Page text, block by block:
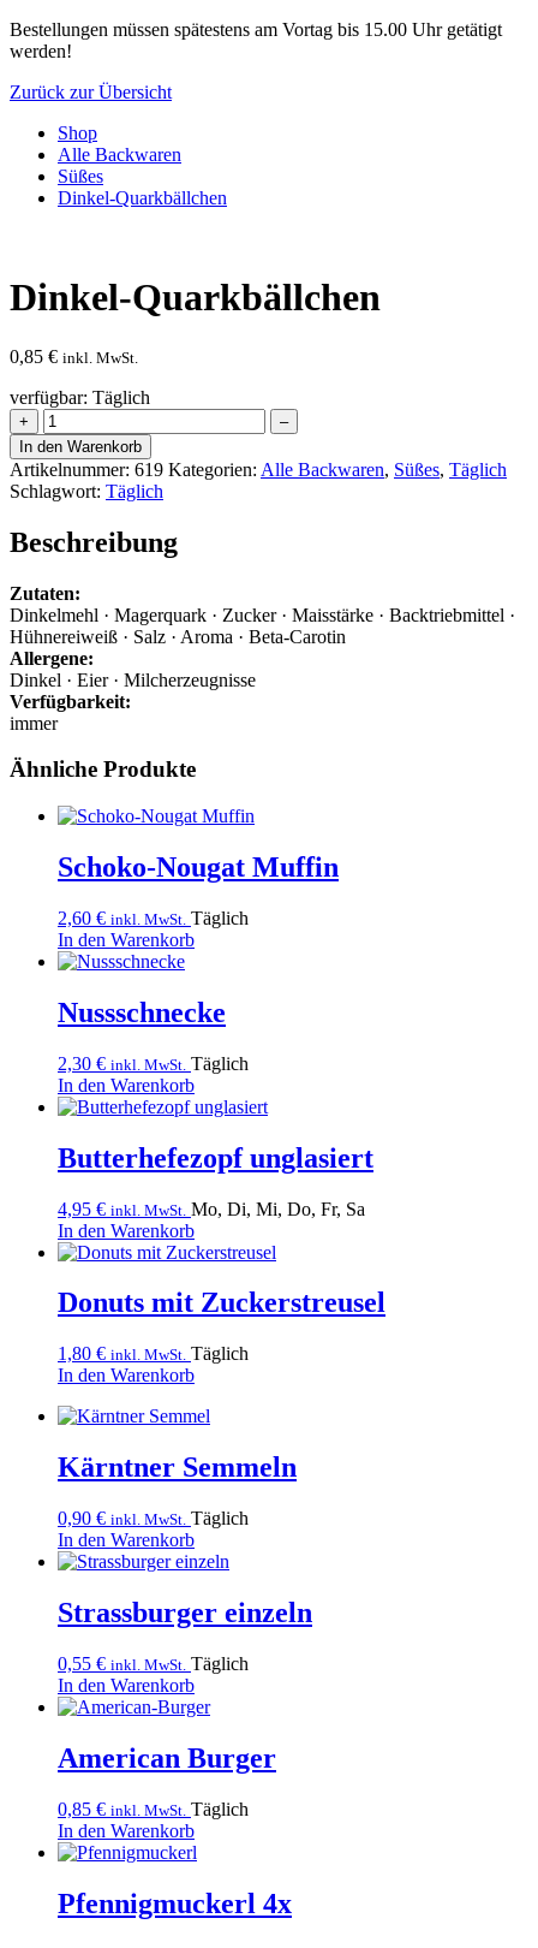
Bestellungen müssen spätestens am Vortag bis 15.00 Uhr getätigt
werden!
Zurück zur Übersicht
Shop
Alle Backwaren
Süßes
Dinkel-Quarkbällchen
Dinkel-Quarkbällchen
0,85 € inkl. MwSt.
verfügbar: Täglich
+
Dinkel-
Quarkbällchen
Menge
–
In den Warenkorb
Artikelnummer: 619 Kategorien: Alle Backwaren, Süßes, Täglich
Schlagwort: Täglich
Beschreibung
Zutaten:
Dinkelmehl · Magerquark · Zucker · Maisstärke · Backtriebmittel ·
Hühnereiweiß · Salz · Aroma · Beta-Carotin
Allergene:
Dinkel · Eier · Milcherzeugnisse
Verfügbarkeit:
immer
Ähnliche Produkte
Schoko-Nougat Muffin
2,60 € inkl. MwSt. Täglich
In den Warenkorb
Nussschnecke
2,30 € inkl. MwSt. Täglich
In den Warenkorb
Butterhefezopf unglasiert
4,95 € inkl. MwSt. Mo, Di, Mi, Do, Fr, Sa
In den Warenkorb
Donuts mit Zuckerstreusel
1,80 € inkl. MwSt. Täglich
In den Warenkorb
Kärntner Semmeln
0,90 € inkl. MwSt. Täglich
In den Warenkorb
Strassburger einzeln
0,55 € inkl. MwSt. Täglich
In den Warenkorb
American Burger
0,85 € inkl. MwSt. Täglich
In den Warenkorb
Pfennigmuckerl 4x